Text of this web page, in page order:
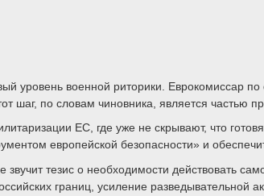
уровень военной риторики. Еврокомиссар
шаг, по словам чиновника, является
ЕС, где уже не скрывают, что
европейской безопасности» и
тезис о необходимости действовать
границ, усиление разведывательной